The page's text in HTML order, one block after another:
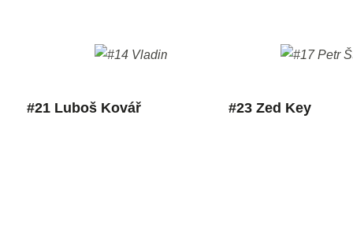
#21 Luboš Kovář #23 Zed Key